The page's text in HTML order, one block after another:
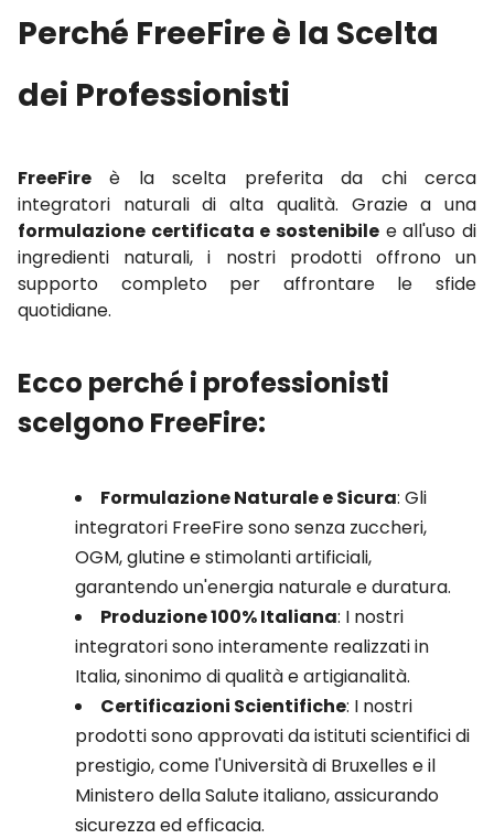
Perché FreeFire è la Scelta
dei Professionisti
FreeFire è la scelta preferita da chi cerca
integratori naturali di alta qualità. Grazie a una
formulazione certificata e sostenibile e all'uso di
ingredienti naturali, i nostri prodotti offrono un
supporto completo per affrontare le sfide
quotidiane.
Ecco perché i professionisti
scelgono FreeFire:
Formulazione Naturale e Sicura: Gli
integratori FreeFire sono senza zuccheri,
OGM, glutine e stimolanti artificiali,
garantendo un'energia naturale e duratura.
Produzione 100% Italiana: I nostri
integratori sono interamente realizzati in
Italia, sinonimo di qualità e artigianalità.
Certificazioni Scientifiche: I nostri
prodotti sono approvati da istituti scientifici di
prestigio, come l'Università di Bruxelles e il
Ministero della Salute italiano, assicurando
sicurezza ed efficacia.